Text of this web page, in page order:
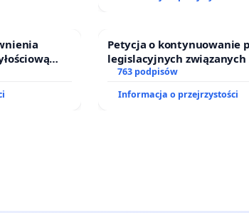
leczenia
Petycja o kontynuowanie
legislacyjnych
prawa rodzinnego
763 podpisów
Informacja o przejrzystości